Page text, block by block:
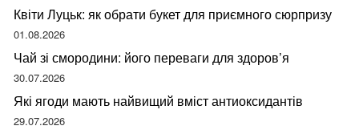
Квіти Луцьк: як обрати букет для приємного сюрпризу
01.08.2026
Чай зі смородини: його переваги для здоров’я
30.07.2026
Які ягоди мають найвищий вміст антиоксидантів
29.07.2026